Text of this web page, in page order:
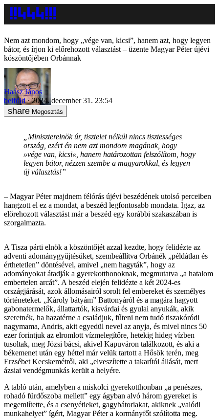
Nem azt mondom, hogy „vége van, kicsi”, hanem azt, hogy legyen
bátor, és írjon ki előrehozott választást – üzente Magyar Péter újévi
köszöntőjében Orbánnak
Haász János
belföld
2024. december 31. 23:54
Megosztás
„Miniszterelnök úr, tisztelet nélkül nincs tisztességes
ország, ezért én nem azt mondom magának, hogy
»vége van, kicsi«, hanem határozottan felszólítom, hogy
legyen bátor, nézzen szembe a magyarokkal, és legyen
új választás!”
– Magyar Péter majdnem félórás újévi beszédének utolsó perceiben
hangzott el ez a mondat, a beszéd legfontosabb mondata. Igaz, az
előrehozott választást már a beszéd egy korábbi szakaszában is
szorgalmazta.
A Tisza párti elnök a köszöntőjét azzal kezdte, hogy felidézte az
adventi adománygyűjtésüket, szembeállítva Orbánék „példátlan és
érthetetlen” döntésével, amivel „nem hagyták”, hogy az
adományokat átadják a gyerekotthonoknak, megmutatva „a hatalom
embertelen arcát”. A beszéd elején felidézte a két 2024-es
országjárását, azok állomásairól sorolt fel embereket és személyes
történeteket. „Károly bátyám” Battonyáról és a magára hagyott
gabonatermelők, állattartók, kisvárdai és gyulai anyukák, akik
szeretnék, ha hazatérne a családjuk, fűteni nem tudó tiszakóródi
nagymama, Andris, akit egyedül nevel az anyja, és mivel nincs 50
ezer forintjuk az elromlott vízmelegítőre, hetekig hideg vízben
tusoltak, meg Józsi bácsi, akivel Kapuváron találkozott, és aki a
békemenet után egy héttel már velük tartott a Hősök terén, meg
Erzsébet Kecskemétről, aki „elveszítette a takarítói állását, mert
ázsiai vendégmunkás került a helyére.
A tabló után, amelyben a miskolci gyerekotthonban „a penészes,
rohadó fürdőszoba mellett” egy ágyban alvó három gyereket is
megemlítette, és a csenyétieket, gagybátoriakat, akiknek „valódi
munkahelyet” ígért, Magyar Péter a kormányfőt szólította meg.